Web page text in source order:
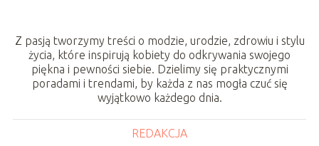
Z pasją tworzymy treści o modzie, urodzie, zdrowiu i stylu
życia, które inspirują kobiety do odkrywania swojego
piękna i pewności siebie. Dzielimy się praktycznymi
poradami i trendami, by każda z nas mogła czuć się
wyjątkowo każdego dnia.
REDAKCJA